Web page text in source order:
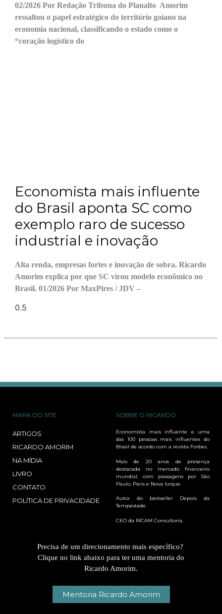
02/2026 Por Redação Tribuna do Planalto Amorim
ressaltou o papel estratégico do território goiano na
economia nacional, classificando o estado como o
“coração logístico do
Economista mais influente
do Brasil aponta SC como
exemplo raro de sucesso
industrial e inovação
Alta renda, empresas fortes e inovação de sobra. Ricardo
Amorim explica por que SC virou modelo econômico no
Brasil. 01/2026 Por MaxPires / JDV –
MAPA DO SITE
ARTIGOS
RICARDO AMORIM
NA MÍDIA
LIVRO
CONTATO
POLÍTICA DE PRIVACIDADE
SOBRE O RICARDO
Economista mais influente e uma
das 100 pessoas mais influentes do
Brasil de acordo com a revista Forbes.
Mais de 20 anos de presença
destacada no mercado financeiro
mundial, com passagens por São
Paulo, Paris e Nova Iorque.
Autor do bestseller Depois da
Tempestade.
CEO da RICAM Consultoria.
Precisa de um direcionamento mais específico?
Clique no link abaixo para ter uma mentoria do
Ricardo Amorim.
Mentoria Ricardo Amorim